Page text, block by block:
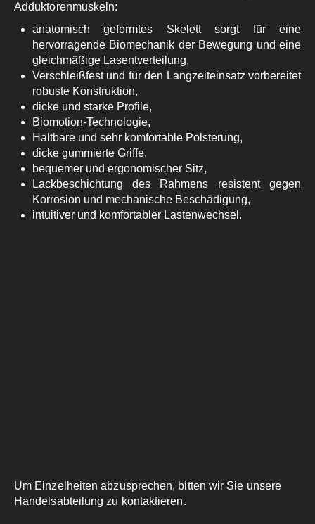
Adduktorenmuskeln:
anatomisch geformtes Skelett sorgt für eine
hervorragende Biomechanik der Bewegung und eine
gleichmäßige Lasentverteilung,
Verschleißfest und für den Langzeiteinsatz vorbereitet
robuste Konstruktion,
dicke und starke Profile,
Biomotion-Technologie,
Haltbare und sehr komfortable Polsterung,
dicke gummierte Griffe,
bequemer und ergonomischer Sitz,
Lackbeschichtung des Rahmens resistent gegen
Korrosion und mechanische Beschädigung,
intuitiver und komfortabler Lastenwechsel.
Um Einzelheiten abzusprechen, bitten wir Sie unsere
Handelsabteilung zu kontaktieren.